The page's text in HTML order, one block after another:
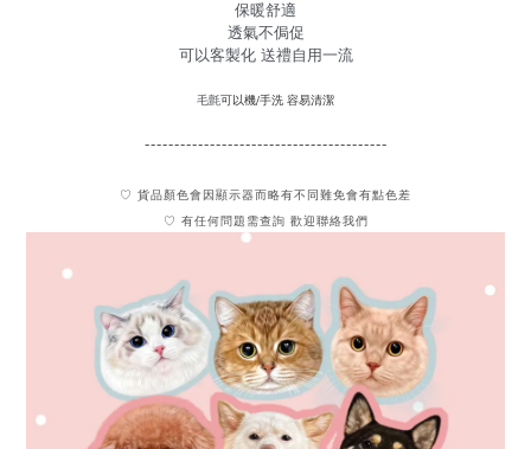
保暖舒適
透氣不侷促
可以客製化 送禮自用一流
毛氈可以機/手洗 容易清潔
-----------------------------------------
♡ 貨品顏色會因顯示器而略有不同難免會有點色差
♡ 有任何問題需查詢 歡迎聯絡我們